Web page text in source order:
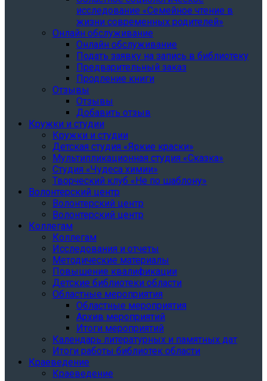
исследование «Семейное чтение в
жизни современных родителей»
Онлайн обслуживание
Онлайн обслуживание
Подать заявку на запись в библиотеку
Предварительный заказ
Продление книги
Отзывы
Отзывы
Добавить отзыв
Кружки и студии
Кружки и студии
Детская студия «Яркие краски»
Мультипликационная студия «Сказка»
Студия «Чудеса химии»
Творческий клуб «Не по шаблону»
Волонтерский центр
Волонтерский центр
Волонтерский центр
Коллегам
Коллегам
Исследования и отчеты
Методические материалы
Повышение квалификации
Детские библиотеки области
Областные мероприятия
Областные мероприятия
Архив мероприятий
Итоги мероприятий
Календарь литературных и памятных дат
Итоги работы библиотек области
Краеведение
Краеведение